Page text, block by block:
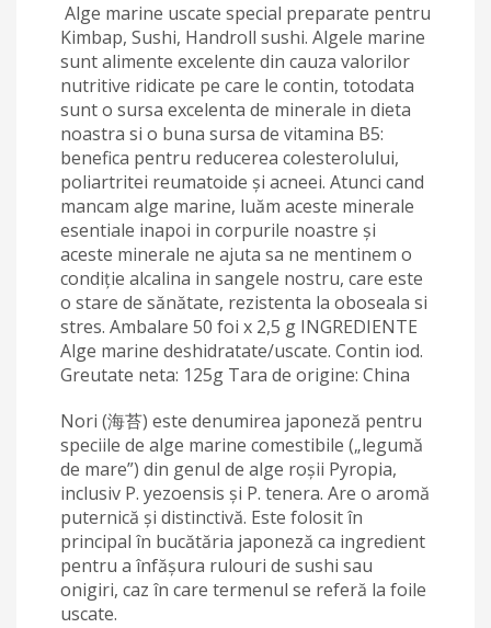
Alge marine uscate special preparate pentru
Kimbap, Sushi, Handroll sushi. Algele marine
sunt alimente excelente din cauza valorilor
nutritive ridicate pe care le contin, totodata
sunt o sursa excelenta de minerale in dieta
noastra si o buna sursa de vitamina B5:
benefica pentru reducerea colesterolului,
poliartritei reumatoide şi acneei. Atunci cand
mancam alge marine, luăm aceste minerale
esentiale inapoi in corpurile noastre şi
aceste minerale ne ajuta sa ne mentinem o
condiţie alcalina in sangele nostru, care este
o stare de sănătate, rezistenta la oboseala si
stres. Ambalare 50 foi x 2,5 g INGREDIENTE
Alge marine deshidratate/uscate. Contin iod.
Greutate neta: 125g Tara de origine: China
Nori (海苔) este denumirea japoneză pentru
speciile de alge marine comestibile („legumă
de mare”) din genul de alge roșii Pyropia,
inclusiv P. yezoensis și P. tenera. Are o aromă
puternică și distinctivă. Este folosit în
principal în bucătăria japoneză ca ingredient
pentru a înfășura rulouri de sushi sau
onigiri, caz în care termenul se referă la foile
uscate.